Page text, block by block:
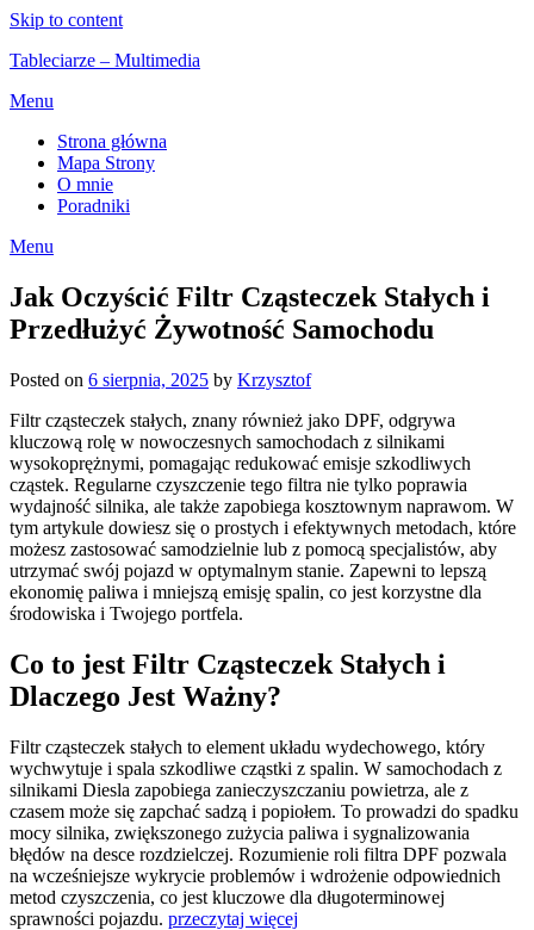
Skip to content
Tableciarze – Multimedia
Menu
Strona główna
Mapa Strony
O mnie
Poradniki
Menu
Jak Oczyścić Filtr Cząsteczek Stałych i
Przedłużyć Żywotność Samochodu
Posted on 6 sierpnia, 2025 by Krzysztof
Filtr cząsteczek stałych, znany również jako DPF, odgrywa
kluczową rolę w nowoczesnych samochodach z silnikami
wysokoprężnymi, pomagając redukować emisje szkodliwych
cząstek. Regularne czyszczenie tego filtra nie tylko poprawia
wydajność silnika, ale także zapobiega kosztownym naprawom. W
tym artykule dowiesz się o prostych i efektywnych metodach, które
możesz zastosować samodzielnie lub z pomocą specjalistów, aby
utrzymać swój pojazd w optymalnym stanie. Zapewni to lepszą
ekonomię paliwa i mniejszą emisję spalin, co jest korzystne dla
środowiska i Twojego portfela.
Co to jest Filtr Cząsteczek Stałych i
Dlaczego Jest Ważny?
Filtr cząsteczek stałych to element układu wydechowego, który
wychwytuje i spala szkodliwe cząstki z spalin. W samochodach z
silnikami Diesla zapobiega zanieczyszczaniu powietrza, ale z
czasem może się zapchać sadzą i popiołem. To prowadzi do spadku
mocy silnika, zwiększonego zużycia paliwa i sygnalizowania
błędów na desce rozdzielczej. Rozumienie roli filtra DPF pozwala
na wcześniejsze wykrycie problemów i wdrożenie odpowiednich
metod czyszczenia, co jest kluczowe dla długoterminowej
sprawności pojazdu. przeczytaj więcej